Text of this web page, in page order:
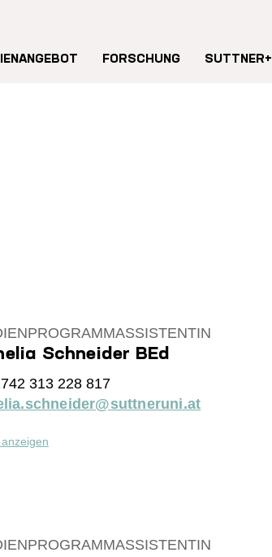
FORSCHUNG SUTTNER+
Schneider BEd
313 228 817